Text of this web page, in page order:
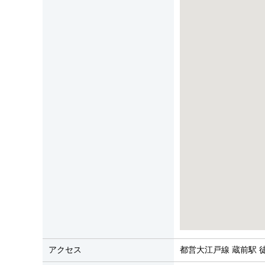
アクセス 都営大江戸線 蔵前駅